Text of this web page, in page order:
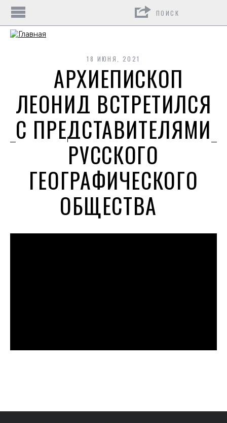
18 ИЮНЯ, 2021
АРХИЕПИСКОП
ЛЕОНИД ВСТРЕТИЛСЯ
С ПРЕДСТАВИТЕЛЯМИ
РУССКОГО
ГЕОГРАФИЧЕСКОГО
ОБЩЕСТВА